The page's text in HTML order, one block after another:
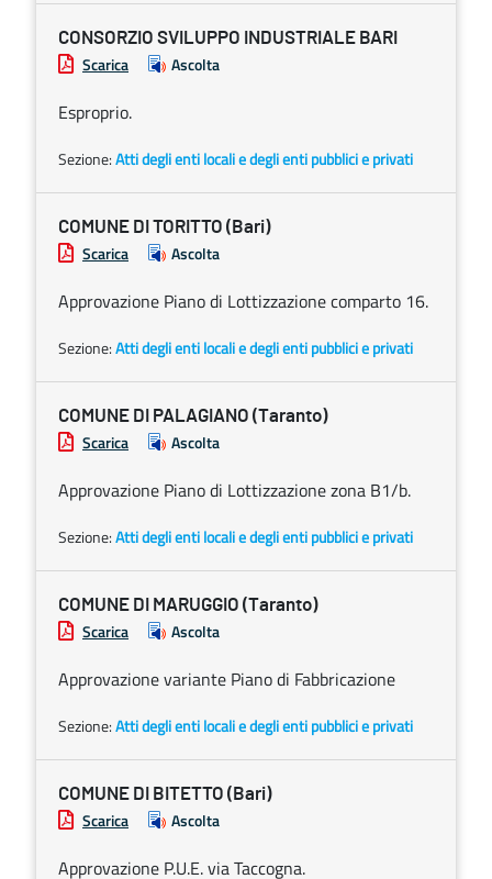
CONSORZIO SVILUPPO INDUSTRIALE BARI
Scarica Ascolta
Esproprio.
Sezione:Atti degli enti locali e degli enti pubblici e privati
COMUNE DI TORITTO (Bari)
Scarica Ascolta
Approvazione Piano di Lottizzazione comparto 16.
Sezione:Atti degli enti locali e degli enti pubblici e privati
COMUNE DI PALAGIANO (Taranto)
Scarica Ascolta
Approvazione Piano di Lottizzazione zona B1/b.
Sezione:Atti degli enti locali e degli enti pubblici e privati
COMUNE DI MARUGGIO (Taranto)
Scarica Ascolta
Approvazione variante Piano di Fabbricazione
Sezione:Atti degli enti locali e degli enti pubblici e privati
COMUNE DI BITETTO (Bari)
Scarica Ascolta
Approvazione P.U.E. via Taccogna.